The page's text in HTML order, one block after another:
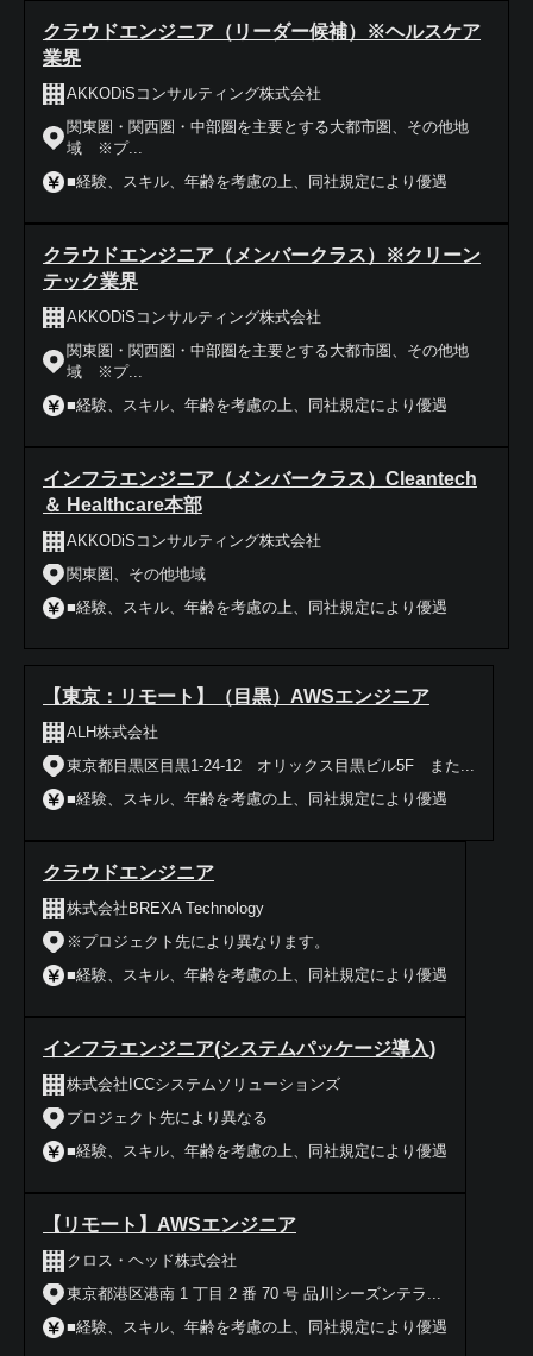
クラウドエンジニア（リーダー候補）※ヘルスケア
業界
AKKODiSコンサルティング株式会社
関東圏・関西圏・中部圏を主要とする大都市圏、その他地
域 ※プ...
■経験、スキル、年齢を考慮の上、同社規定により優遇
クラウドエンジニア（メンバークラス）※クリーン
テック業界
AKKODiSコンサルティング株式会社
関東圏・関西圏・中部圏を主要とする大都市圏、その他地
域 ※プ...
■経験、スキル、年齢を考慮の上、同社規定により優遇
インフラエンジニア（メンバークラス）Cleantech
＆ Healthcare本部
AKKODiSコンサルティング株式会社
関東圏、その他地域
■経験、スキル、年齢を考慮の上、同社規定により優遇
【東京：リモート】（目黒）AWSエンジニア
ALH株式会社
東京都目黒区目黒1-24-12 オリックス目黒ビル5F また...
■経験、スキル、年齢を考慮の上、同社規定により優遇
クラウドエンジニア
株式会社BREXA Technology
※プロジェクト先により異なります。
■経験、スキル、年齢を考慮の上、同社規定により優遇
インフラエンジニア(システムパッケージ導入)
株式会社ICCシステムソリューションズ
プロジェクト先により異なる
■経験、スキル、年齢を考慮の上、同社規定により優遇
【リモート】AWSエンジニア
クロス・ヘッド株式会社
東京都港区港南 1 丁目 2 番 70 号 品川シーズンテラ...
■経験、スキル、年齢を考慮の上、同社規定により優遇